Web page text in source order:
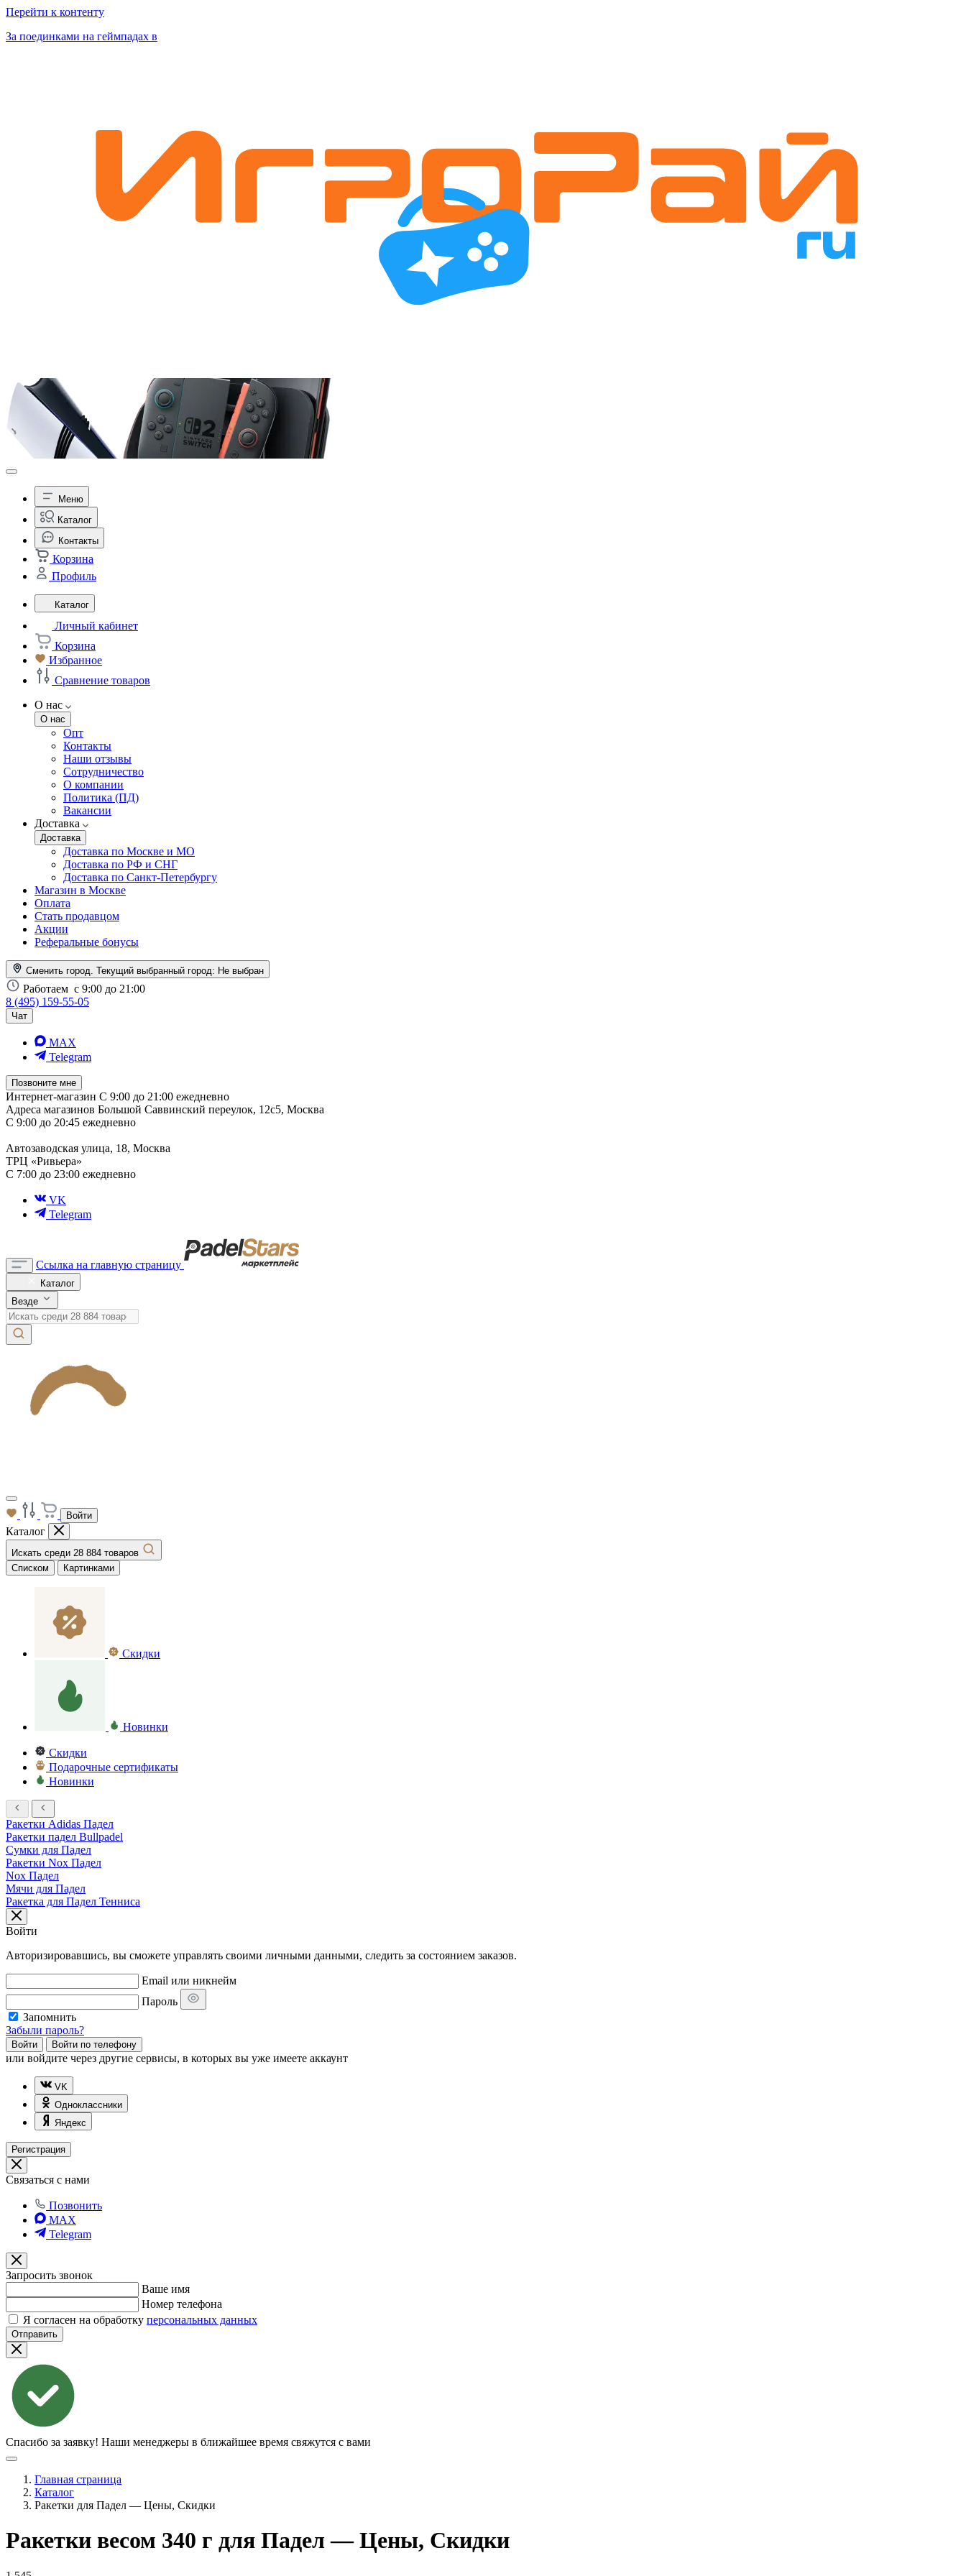
Перейти к контенту
За поединками на геймпадах в
Меню
Каталог
Контакты
Корзина
Профиль
Каталог
Личный кабинет
Корзина
Избранное
Сравнение товаров
О нас
О нас
Опт
Контакты
Наши отзывы
Сотрудничество
О компании
Политика (ПД)
Вакансии
Доставка
Доставка
Доставка по Москве и МО
Доставка по РФ и СНГ
Доставка по Санкт-Петербургу
Магазин в Москве
Оплата
Стать продавцом
Акции
Реферальные бонусы
Сменить город. Текущий выбранный город: Не выбран
Работаем с 9:00 до 21:00
8 (495) 159-55-05
Чат
MAX
Telegram
Позвоните мне
Интернет-магазин С 9:00 до 21:00 ежедневно
Адреса магазинов Большой Саввинский переулок, 12с5, Москва
С 9:00 до 20:45 ежедневно
Автозаводская улица, 18, Москва
ТРЦ «Ривьера»
С 7:00 до 23:00 ежедневно
VK
Telegram
Ссылка на главную страницу
Каталог
Везде
Войти
Каталог
Искать среди 28 884 товаров
Списком
Картинками
Скидки
Новинки
Скидки
Подарочные сертификаты
Новинки
Ракетки Adidas Падел
Ракетки падел Bullpadel
Сумки для Падел
Ракетки Nox Падел
Nox Падел
Мячи для Падел
Ракетка для Падел Тенниса
Войти
Авторизировавшись, вы сможете управлять своими личными данными, следить за состоянием заказов.
Email или никнейм
Пароль
Запомнить
Забыли пароль?
Войти Войти по телефону
или войдите через другие сервисы, в которых вы уже имеете аккаунт
VK
Одноклассники
Яндекс
Регистрация
Связаться с нами
Позвонить
MAX
Telegram
Запросить звонок
Ваше имя
Номер телефона
Я согласен на обработку персональных данных
Отправить
Спасибо за заявку! Наши менеджеры в ближайшее время свяжутся с вами
Главная страница
Каталог
Ракетки для Падел — Цены, Скидки
Ракетки весом 340 г для Падел — Цены, Скидки